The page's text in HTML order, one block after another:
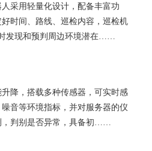
采用轻量化设计，配备丰富功
时间、路线、巡检内容，巡检机
发现和预判周边环境潜在……
降，搭载多种传感器，可实时感
音等环境指标，并对服务器的仪
，判别是否异常，具备初……